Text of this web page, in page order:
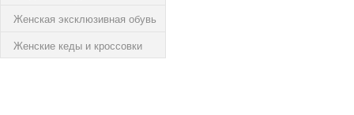
Женская эксклюзивная обувь
Женские кеды и кроссовки